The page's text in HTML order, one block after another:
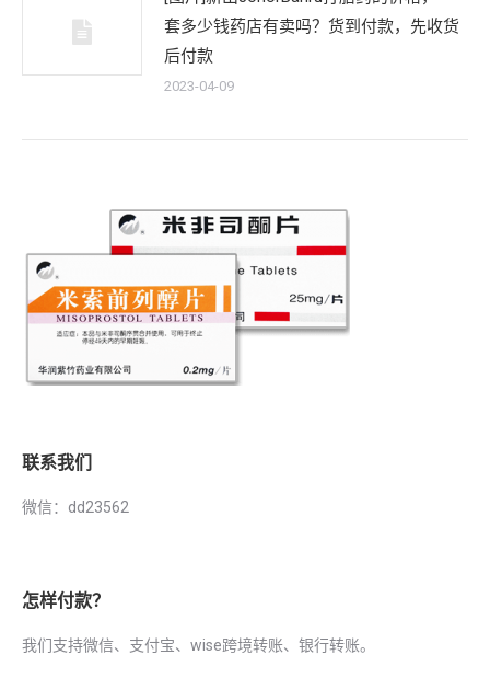
套多少钱药店有卖吗？货到付款，先收货
后付款
2023-04-09
联系我们
微信：dd23562
怎样付款？
我们支持微信、支付宝、wise跨境转账、银行转账。